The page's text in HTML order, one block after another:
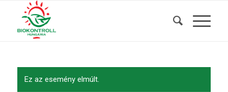
Ez az esemény elmúlt.